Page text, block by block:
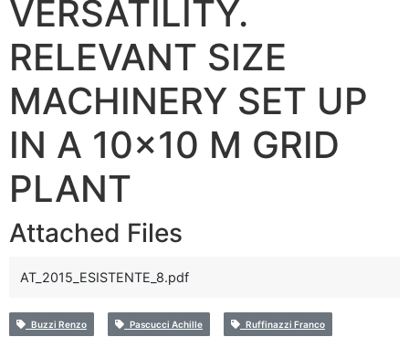
VERSATILITY.
RELEVANT SIZE
MACHINERY SET UP
IN A 10×10 M GRID
PLANT
Attached Files
AT_2015_ESISTENTE_8.pdf
Buzzi Renzo Pascucci Achille Ruffinazzi Franco